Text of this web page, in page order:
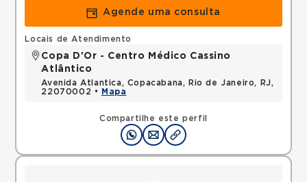
Agende uma consulta
Compartilhe este perfil
Locais de Atendimento
Copa D'Or - Centro Médico Cassino
Atlântico
Avenida Atlantica, Copacabana, Rio de Janeiro, RJ,
22070002 •
Mapa